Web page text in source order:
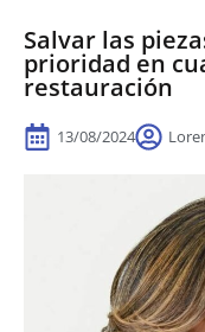
Salvar las
prioridad en
restauración
13/08/2024